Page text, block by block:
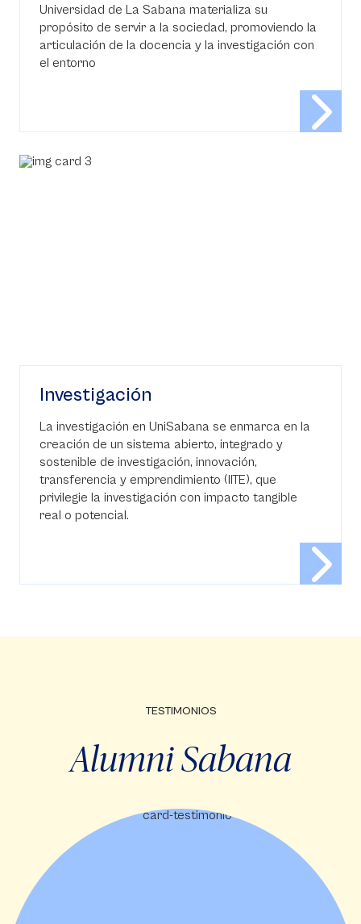
Universidad de La Sabana materializa su
propósito de servir a la sociedad, promoviendo la
articulación de la docencia y la investigación con
el entorno
Investigación
La investigación en UniSabana se enmarca en la
creación de un sistema abierto, integrado y
sostenible de investigación, innovación,
transferencia y emprendimiento (IITE), que
privilegie la investigación con impacto tangible
real o potencial.
TESTIMONIOS
Alumni Sabana